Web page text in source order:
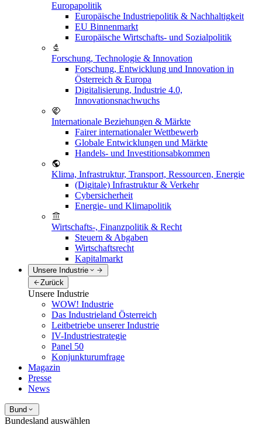
Europapolitik
Europäische Industriepolitik & Nachhaltigkeit
EU Binnenmarkt
Europäische Wirtschafts- und Sozialpolitik
Forschung, Technologie & Innovation
Forschung, Entwicklung und Innovation in
Österreich & Europa
Digitalisierung, Industrie 4.0,
Innovationsnachwuchs
Internationale Beziehungen & Märkte
Fairer internationaler Wettbewerb
Globale Entwicklungen und Märkte
Handels- und Investitionsabkommen
Klima, Infrastruktur, Transport, Ressourcen, Energie
(Digitale) Infrastruktur & Verkehr
Cybersicherheit
Energie- und Klimapolitik
Wirtschafts-, Finanzpolitik & Recht
Steuern & Abgaben
Wirtschaftsrecht
Kapitalmarkt
Unsere Industrie
Zurück
Unsere Industrie
WOW! Industrie
Das Industrieland Österreich
Leitbetriebe unserer Industrie
IV-Industriestrategie
Panel 50
Konjunkturumfrage
Magazin
Presse
News
Bund
Bundesland auswählen